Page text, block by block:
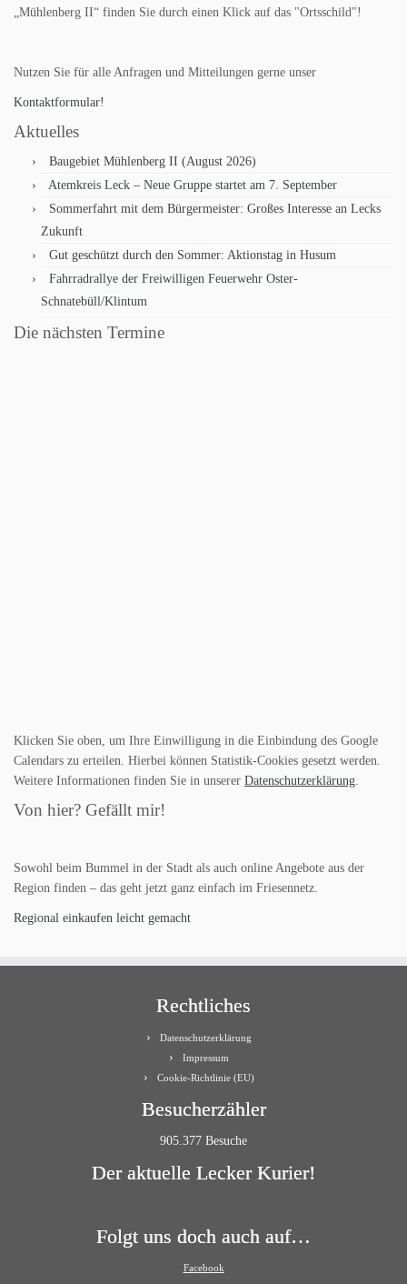
„Mühlenberg II“ finden Sie durch einen Klick auf das "Ortsschild"!
Nutzen Sie für alle Anfragen und Mitteilungen gerne unser
Kontaktformular!
Aktuelles
Baugebiet Mühlenberg II (August 2026)
Atemkreis Leck – Neue Gruppe startet am 7. September
Sommerfahrt mit dem Bürgermeister: Großes Interesse an Lecks
Zukunft
Gut geschützt durch den Sommer: Aktionstag in Husum
Fahrradrallye der Freiwilligen Feuerwehr Oster-
Schnatebüll/Klintum
Die nächsten Termine
Klicken Sie oben, um Ihre Einwilligung in die Einbindung des Google
Calendars zu erteilen. Hierbei können Statistik-Cookies gesetzt werden.
Weitere Informationen finden Sie in unserer Datenschutzerklärung.
Von hier? Gefällt mir!
Sowohl beim Bummel in der Stadt als auch online Angebote aus der
Region finden – das geht jetzt ganz einfach im Friesennetz.
Regional einkaufen leicht gemacht
Rechtliches
Datenschutzerklärung
Impressum
Cookie-Richtlinie (EU)
Besucherzähler
905.377 Besuche
Der aktuelle Lecker Kurier!
Folgt uns doch auch auf…
Facebook